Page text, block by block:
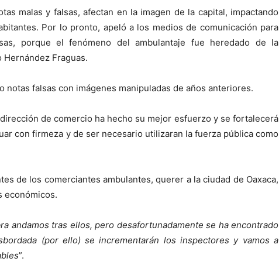
malas y falsas, afectan en la imagen de la capital, impactando
Por lo pronto, apeló a los medios de comunicación para
porque el fenómeno del ambulantaje fue heredado de la
Fraguas.
notas falsas con imágenes manipuladas de años anteriores.
de comercio ha hecho su mejor esfuerzo y se fortalecerá
con firmeza y de ser necesario utilizaran la fuerza pública como
de los comerciantes ambulantes, querer a la ciudad de Oaxaca,
económicos.
andamos tras ellos, pero desafortunadamente se ha encontrado
(por ello) se incrementarán los inspectores y vamos a
”.